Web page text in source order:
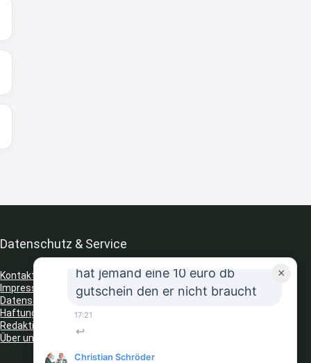
Datenschutz & Service
Kontakt
Impressum
Datenschutz
Haftungsausschluss
Redaktionelle Richtlinien
Über uns
×
8:43
JR
hat jemand eine 10 euro db
gutschein den er nicht braucht
17:21
↩
Christian Schröder